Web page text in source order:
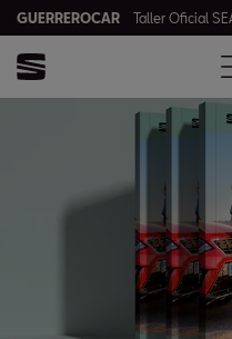
GUERREROCAR Taller Oficial